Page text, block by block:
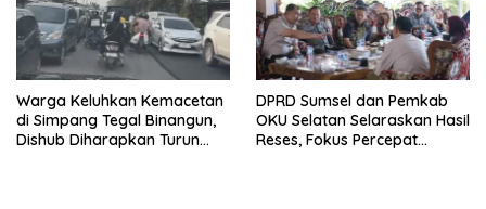
Warga Keluhkan Kemacetan
di Simpang Tegal Binangun,
Dishub Diharapkan Turun
DPRD Sumsel dan Pemkab
OKU Selatan Selaraskan Hasil
Reses, Fokus Percepat